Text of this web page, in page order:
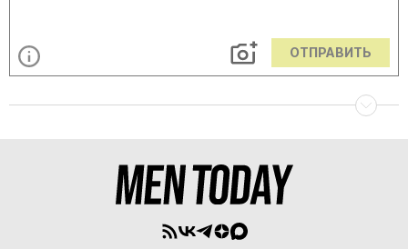
ОТПРАВИТЬ